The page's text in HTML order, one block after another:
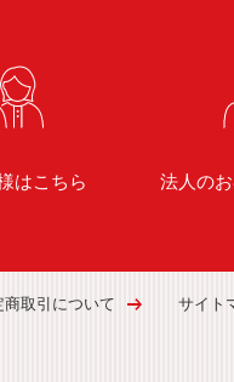
はこちら 法人の
商取引について サイト